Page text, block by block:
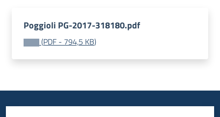
Poggioli PG-2017-318180.pdf
(PDF - 794,5 KB)